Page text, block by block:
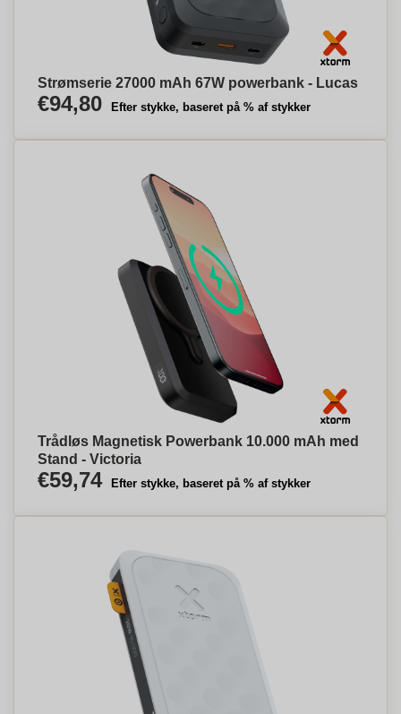
Strømserie 27000 mAh 67W powerbank - Lucas
€94,80 Efter stykke, baseret på % af stykker
Trådløs Magnetisk Powerbank 10.000 mAh med
Stand - Victoria
€59,74 Efter stykke, baseret på % af stykker